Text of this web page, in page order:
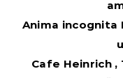
Anima incognita
Cafe Heinrich ,